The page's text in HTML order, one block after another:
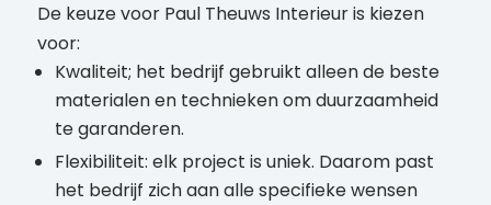
De keuze voor Paul Theuws Interieur is kiezen
voor:
Kwaliteit; het bedrijf gebruikt alleen de beste
materialen en technieken om duurzaamheid
te garanderen.
Flexibiliteit: elk project is uniek. Daarom past
het bedrijf zich aan alle specifieke wensen